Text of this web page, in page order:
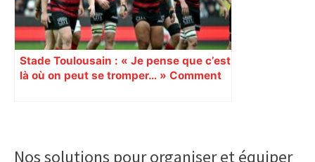
Stade Toulousain : « Je pense que c’est
là où on peut se tromper… » Comment
Sidebar
Nos solutions pour organiser et équiper